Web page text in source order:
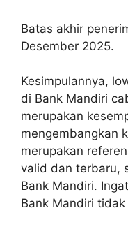
Batas akhir
Desember 2025.
Kesimpulannya,
di Bank Mandiri
merupakan
mengembangkan
merupakan
valid dan terbaru,
Bank Mandiri.
Bank Mandiri